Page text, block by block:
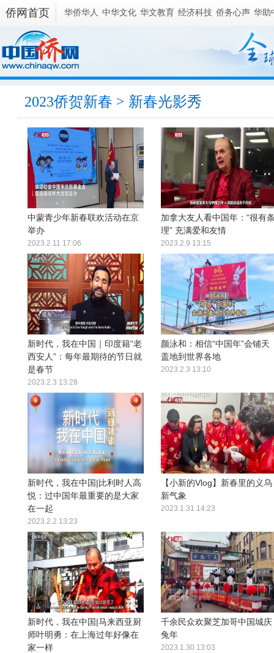
侨网首页 华侨华人 中华文化 华文教育 经济科技 侨务心声 华助
2023侨贺新春 > 新春光影秀
中蒙青少年新春联欢活动在京
举办
2023.2.11 17:06
加拿大友人看中国年：“很有
理” 充满爱和友情
2023.2.9 13:15
新时代，我在中国｜印度籍“老
西安人”：每年最期待的节日就
是春节
2023.2.3 13:28
颜泳和：相信“中国年”会铺天
盖地到世界各地
2023.2.3 13:10
新时代，我在中国|比利时人高
悦：过中国年最重要的是大家
在一起
2023.2.2 13:23
【小新的Vlog】新春里的义乌
新气象
2023.1.31 14:23
新时代，我在中国|马来西亚厨
师叶明勇：在上海过年好像在
家一样
千余民众欢聚芝加哥中国城庆
兔年
2023.1.30 13:03